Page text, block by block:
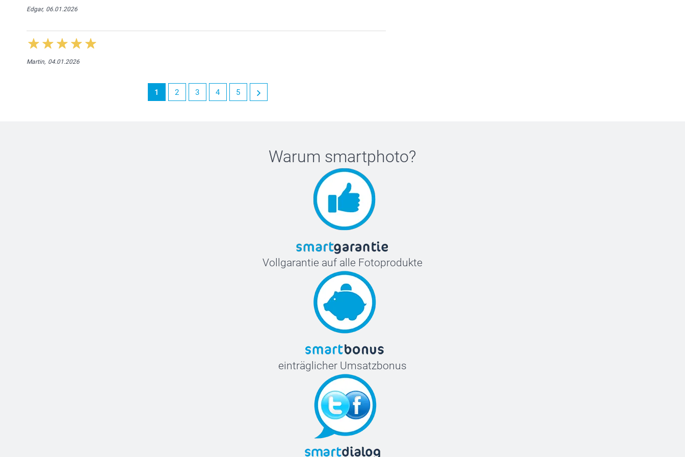
Edgar, 06.01.2026
Martin, 04.01.2026
1 2 3 4 5
Warum smartphoto?
Vollgarantie auf alle Fotoprodukte
einträglicher Umsatzbonus